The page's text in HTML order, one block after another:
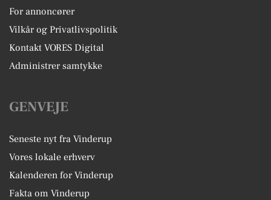
For annoncører
Vilkår og Privatlivspolitik
Kontakt VORES Digital
Administrer samtykke
GENVEJE
Seneste nyt fra Vinderup
Vores lokale erhverv
Kalenderen for Vinderup
Fakta om Vinderup